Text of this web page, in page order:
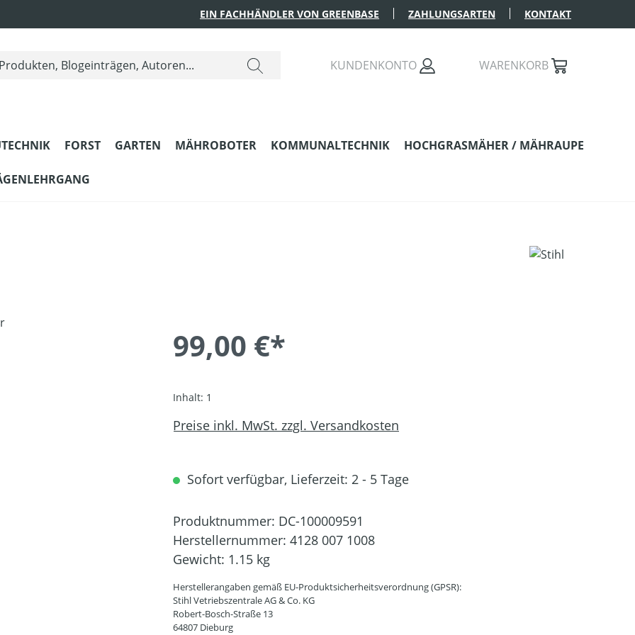
EIN FACHHÄNDLER VON GREENBASE ZAHLUNGSARTEN KONTAKT
KUNDENKONTO WARENKORB
FORST GARTEN MÄHROBOTER KOMMUNALTECHNIK HOCHGRASMÄHER / MÄHRAUPE
99,00 €*
Inhalt: 1
Preise inkl. MwSt. zzgl. Versandkosten
Sofort verfügbar, Lieferzeit: 2 - 5 Tage
Produktnummer: DC-100009591
Herstellernummer: 4128 007 1008
Gewicht: 1.15 kg
Herstellerangaben gemäß EU-Produktsicherheitsverordnung (GPSR):
Stihl Vetriebszentrale AG & Co. KG
Robert-Bosch-Straße 13
64807 Dieburg